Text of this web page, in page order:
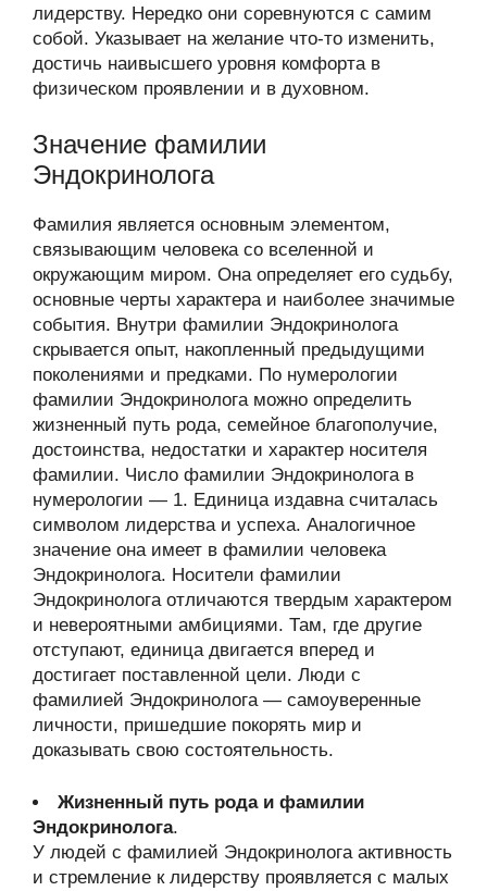
лидерству. Нередко они соревнуются с самим
собой. Указывает на желание что-то изменить,
достичь наивысшего уровня комфорта в
физическом проявлении и в духовном.
Значение фамилии
Эндокринолога
Фамилия является основным элементом,
связывающим человека со вселенной и
окружающим миром. Она определяет его судьбу,
основные черты характера и наиболее значимые
события. Внутри фамилии Эндокринолога
скрывается опыт, накопленный предыдущими
поколениями и предками. По нумерологии
фамилии Эндокринолога можно определить
жизненный путь рода, семейное благополучие,
достоинства, недостатки и характер носителя
фамилии. Число фамилии Эндокринолога в
нумерологии — 1. Единица издавна считалась
символом лидерства и успеха. Аналогичное
значение она имеет в фамилии человека
Эндокринолога. Носители фамилии
Эндокринолога отличаются твердым характером
и невероятными амбициями. Там, где другие
отступают, единица двигается вперед и
достигает поставленной цели. Люди с
фамилией Эндокринолога — самоуверенные
личности, пришедшие покорять мир и
доказывать свою состоятельность.
Жизненный путь рода и фамилии
Эндокринолога.
У людей с фамилией Эндокринолога активность
и стремление к лидерству проявляется с малых